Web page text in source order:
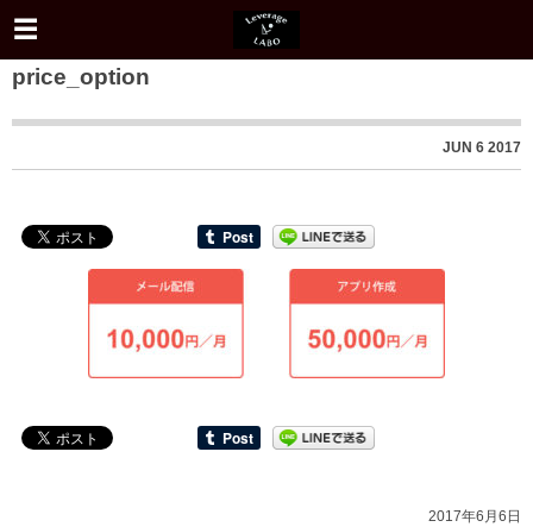
price_option
JUN 6 2017
2017年6月6日